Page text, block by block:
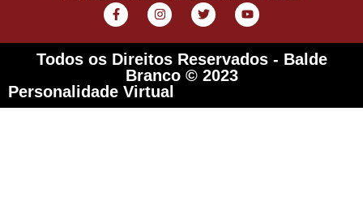
Todos os Direitos Reservados - Balde
Branco © 2023
Personalidade Virtual